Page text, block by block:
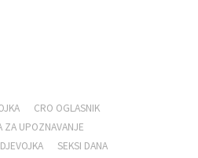
CRO OGLASNIK
ZA UPOZNAVANJE
SEKSI DANA